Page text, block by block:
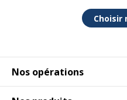
Nos opérations
Choisir